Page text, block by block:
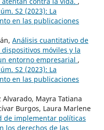
S2 (2023): La
en las publicaciones
Análisis cuantitativo de
móviles y la
entorno empresarial ,
S2 (2023): La
en las publicaciones
Alvarado, Mayra Tatiana
Burgos, Laura Marlene
de implementar políticas
los derechos de las